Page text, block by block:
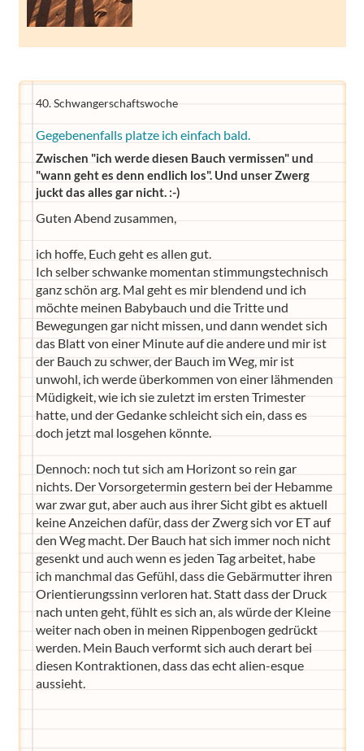
40. Schwangerschaftswoche
Gegebenenfalls platze ich einfach bald.
Zwischen "ich werde diesen Bauch vermissen" und
"wann geht es denn endlich los". Und unser Zwerg
juckt das alles gar nicht. :-)
Guten Abend zusammen,
ich hoffe, Euch geht es allen gut.
Ich selber schwanke momentan stimmungstechnisch
ganz schön arg. Mal geht es mir blendend und ich
möchte meinen Babybauch und die Tritte und
Bewegungen gar nicht missen, und dann wendet sich
das Blatt von einer Minute auf die andere und mir ist
der Bauch zu schwer, der Bauch im Weg, mir ist
unwohl, ich werde überkommen von einer lähmenden
Müdigkeit, wie ich sie zuletzt im ersten Trimester
hatte, und der Gedanke schleicht sich ein, dass es
doch jetzt mal losgehen könnte.
Dennoch: noch tut sich am Horizont so rein gar
nichts. Der Vorsorgetermin gestern bei der Hebamme
war zwar gut, aber auch aus ihrer Sicht gibt es aktuell
keine Anzeichen dafür, dass der Zwerg sich vor ET auf
den Weg macht. Der Bauch hat sich immer noch nicht
gesenkt und auch wenn es jeden Tag arbeitet, habe
ich manchmal das Gefühl, dass die Gebärmutter ihren
Orientierungssinn verloren hat. Statt dass der Druck
nach unten geht, fühlt es sich an, als würde der Kleine
weiter nach oben in meinen Rippenbogen gedrückt
werden. Mein Bauch verformt sich auch derart bei
diesen Kontraktionen, dass das echt alien-esque
aussieht.